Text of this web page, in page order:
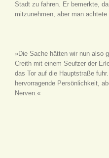
Stadt zu fahren. Er bemerkte,
mitzunehmen, aber man
»Die Sache hätten wir nun also
Creith mit einem Seufzer der
das Tor auf die Hauptstraße
hervorragende Persönlichkeit,
Nerven.«